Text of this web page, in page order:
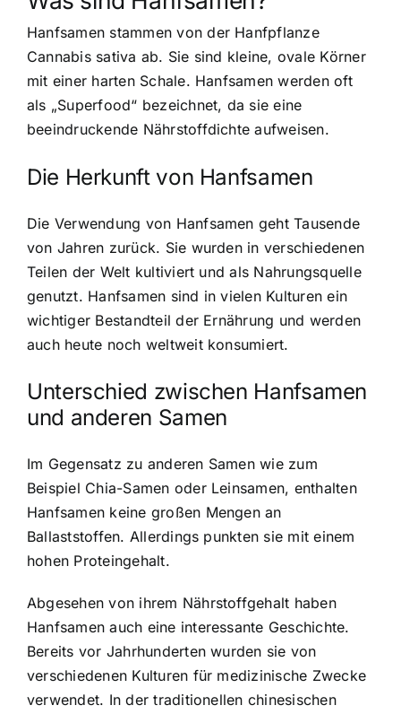
Hanfsamen stammen von der Hanfpflanze
Cannabis sativa ab. Sie sind kleine, ovale Körner
mit einer harten Schale. Hanfsamen werden oft
als „Superfood“ bezeichnet, da sie eine
beeindruckende Nährstoffdichte aufweisen.
Die Herkunft von Hanfsamen
Die Verwendung von Hanfsamen geht Tausende
von Jahren zurück. Sie wurden in verschiedenen
Teilen der Welt kultiviert und als Nahrungsquelle
genutzt. Hanfsamen sind in vielen Kulturen ein
wichtiger Bestandteil der Ernährung und werden
auch heute noch weltweit konsumiert.
Unterschied zwischen Hanfsamen
und anderen Samen
Im Gegensatz zu anderen Samen wie zum
Beispiel Chia-Samen oder Leinsamen, enthalten
Hanfsamen keine großen Mengen an
Ballaststoffen. Allerdings punkten sie mit einem
hohen Proteingehalt.
Abgesehen von ihrem Nährstoffgehalt haben
Hanfsamen auch eine interessante Geschichte.
Bereits vor Jahrhunderten wurden sie von
verschiedenen Kulturen für medizinische Zwecke
verwendet. In der traditionellen chinesischen